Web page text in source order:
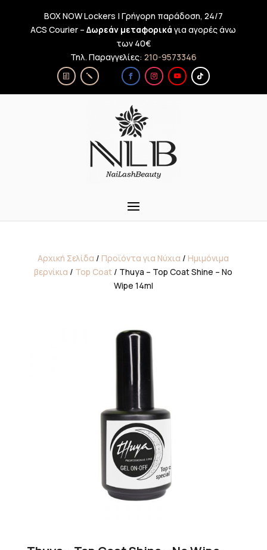
BOX NOW Lockers | Γρήγορη παράδοση, 24/7
ACS Courier –Δωρεάν μεταφορικά για αγορές άνω
των 40€
Τηλ. Παραγγελίες: 210-9573346
Αρχική Σελίδα / Προϊόντα για Νύχια / Ημιμόνιμα
βερνίκια / Top Coat / Thuya – Top Coat Shine – No
Wipe 14ml